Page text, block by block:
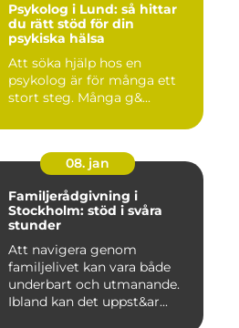
Psykolog i Lund: så hittar
du rätt stöd för din
psykiska hälsa
Att söka hjälp hos en
psykolog är för många ett
stort steg. Många g&...
08. jan
Familjerådgivning i
Stockholm: stöd i svåra
stunder
Att navigera genom
familjelivet kan vara både
underbart och utmanande.
Ibland kan det uppst&ar...